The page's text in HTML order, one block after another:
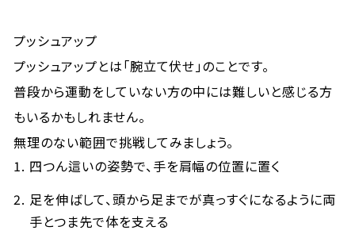
プッシュアップ
プッシュアップとは「腕立て伏せ」のことです。
普段から運動をしていない方の中には難しいと感じる方
もいるかもしれません。
無理のない範囲で挑戦してみましょう。
四つん這いの姿勢で、手を肩幅の位置に置く
足を伸ばして、頭から足までが真っすぐになるように両
手とつま先で体を支える